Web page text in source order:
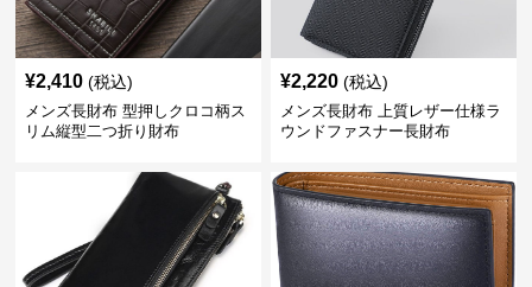
¥2,410 (税込)
メンズ長財布 型押しクロコ柄ス
リム縦型二つ折り財布
¥2,220 (税込)
メンズ長財布 上質レザー仕様ラ
ウンドファスナー長財布